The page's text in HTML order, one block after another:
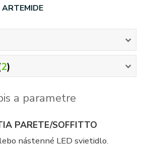
ARTEMIDE
2
a parametre
PARETE/SOFFITTO
nástenné LED svietidlo.